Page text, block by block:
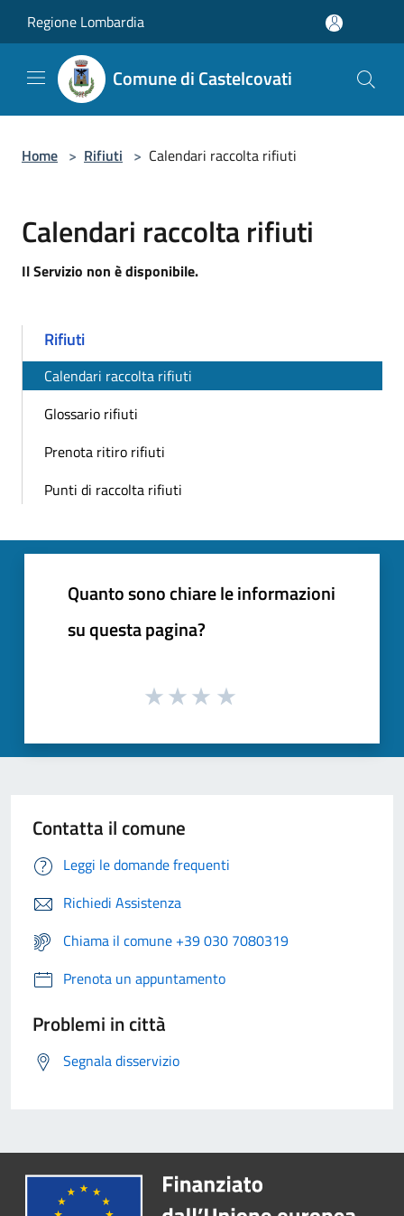
Regione Lombardia
Comune di Castelcovati
Home > Rifiuti > Calendari raccolta rifiuti
Calendari raccolta rifiuti
Il Servizio non è disponibile.
Rifiuti
Calendari raccolta rifiuti
Glossario rifiuti
Prenota ritiro rifiuti
Punti di raccolta rifiuti
Quanto sono chiare le informazioni
su questa pagina?
Contatta il comune
Leggi le domande frequenti
Richiedi Assistenza
Chiama il comune +39 030 7080319
Prenota un appuntamento
Problemi in città
Segnala disservizio